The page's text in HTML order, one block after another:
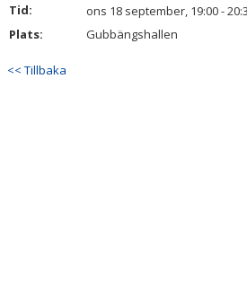
Tid:
ons 18 september, 19:00 -
Plats:
Gubbängshallen
<< Tillbaka